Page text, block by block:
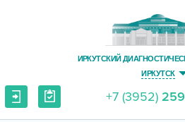
ИРКУТСКИЙ
ИРКУТСК
+7 (3952)